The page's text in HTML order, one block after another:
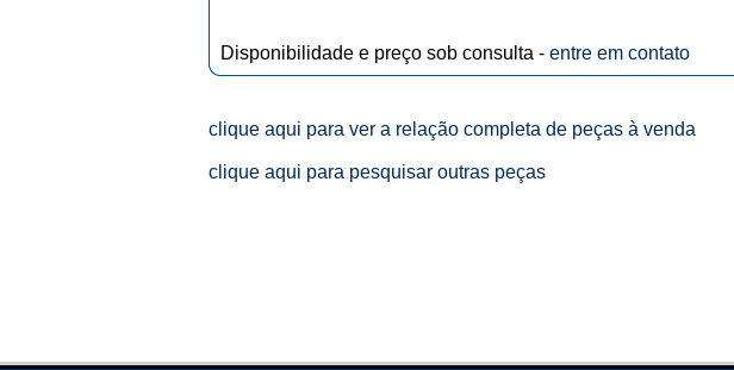
Disponibilidade e preço sob consulta - entre em contato
clique aqui para ver a relação completa de peças à venda
clique aqui para pesquisar outras peças